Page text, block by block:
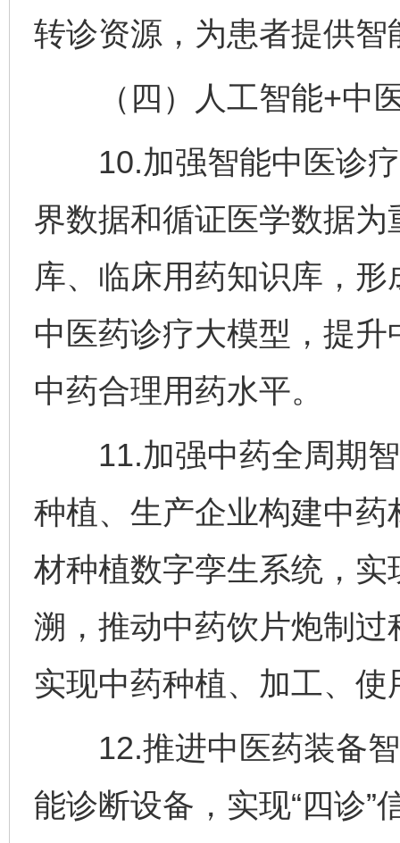
转诊资源，为患者提供智
（四）人工智能+中
10.加强智能中医诊疗
界数据和循证医学数据
库、临床用药知识库，
中医药诊疗大模型，提
中药合理用药水平。
11.加强中药全周期智
种植、生产企业构建中
材种植数字孪生系统，
溯，推动中药饮片炮制
实现中药种植、加工、
12.推进中医药装备智
能诊断设备，实现“四诊